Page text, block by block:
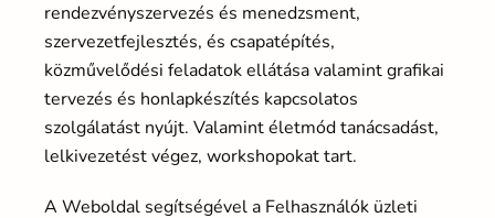
rendezvényszervezés és menedzsment,
szervezetfejlesztés, és csapatépítés,
közművelődési feladatok ellátása valamint grafikai
tervezés és honlapkészítés kapcsolatos
szolgálatást nyújt. Valamint életmód tanácsadást,
lelkivezetést végez, workshopokat tart.
A Weboldal segítségével a Felhasználók üzleti